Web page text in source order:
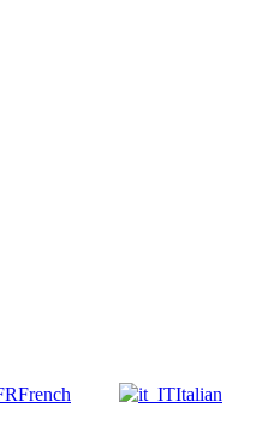
French Italian